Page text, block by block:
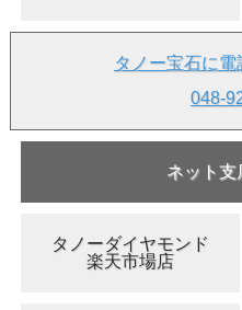
タノー宝石に
048-
ネット支
タノーダイヤモンド
楽天市場店